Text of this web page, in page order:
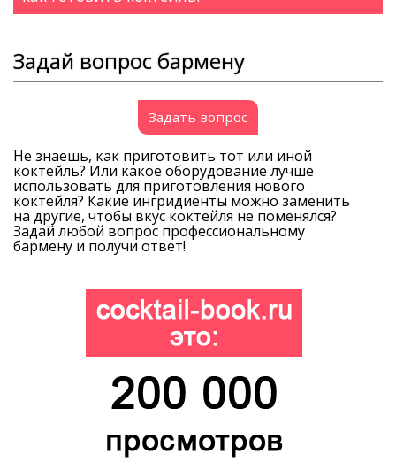
Задай вопрос бармену
Задать вопрос
Не знаешь, как приготовить тот или иной
коктейль? Или какое оборудование лучше
использовать для приготовления нового
коктейля? Какие ингридиенты можно заменить
на другие, чтобы вкус коктейля не поменялся?
Задай любой вопрос профессиональному
бармену и получи ответ!